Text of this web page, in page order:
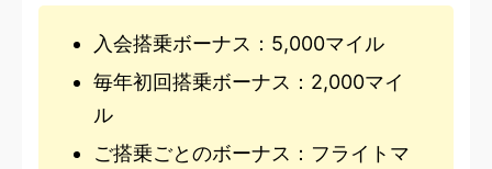
入会搭乗ボーナス：5,000マイル
毎年初回搭乗ボーナス：2,000マイ
ル
ご搭乗ごとのボーナス：フライトマ